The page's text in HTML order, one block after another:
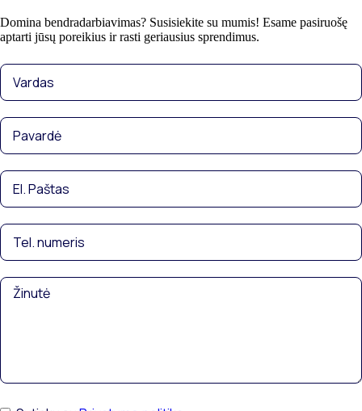
Domina bendradarbiavimas? Susisiekite su mumis! Esame pasiruošę
aptarti jūsų poreikius ir rasti geriausius sprendimus.